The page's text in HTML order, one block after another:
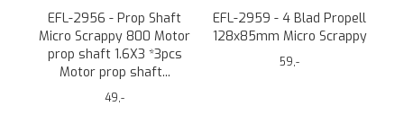
EFL-2956 - Prop Shaft
Micro Scrappy 800 Motor
prop shaft 1.6X3 *3pcs
Motor prop shaft...
49,-
EFL-2959 - 4 Blad Propell
128x85mm Micro Scrappy
59,-